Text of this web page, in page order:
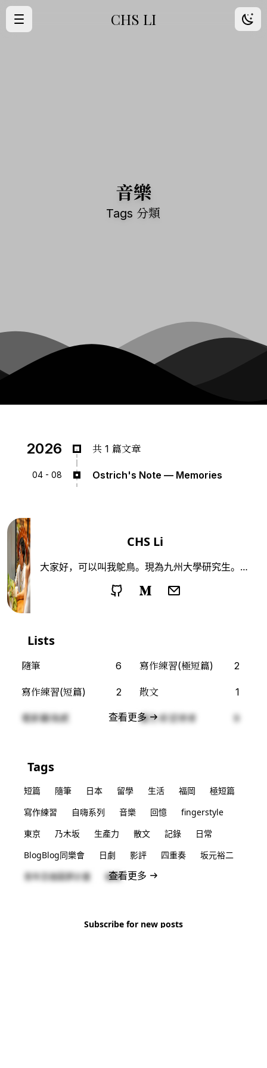
CHS LI
音樂
Tags 分類
2026 共 1 篇文章
04 - 08 Ostrich's Note — Memories
CHS Li
大家好，可以叫我鴕鳥。現為九州大學研究生。喜
鳥這個名字有兩個意思。一是跑得最快的兩足動
Lists
隨筆 6 寫作練習(極短篇) 2
寫作練習(短篇) 2 散文 1
電影觀後感 1 重生希望使者 9
查看更多
Tags
短篇 隨筆 日本 留學 生活 福岡
極短篇
寫作練習
自嗨系列 音樂 回憶
fingerstyle
東京
乃木坂 生產力 散文 記錄
日常
BlogBlog同樂會
日劇 影評 四重奏
坂元裕二
青年百億圓夢計畫
福島
查看更多
Subscribe for new posts